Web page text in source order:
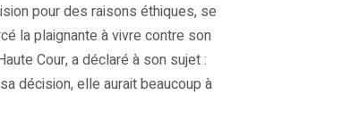
pour des raisons éthiques, se
la plaignante à vivre contre son
Cour, a déclaré à son sujet :
décision, elle aurait beaucoup à